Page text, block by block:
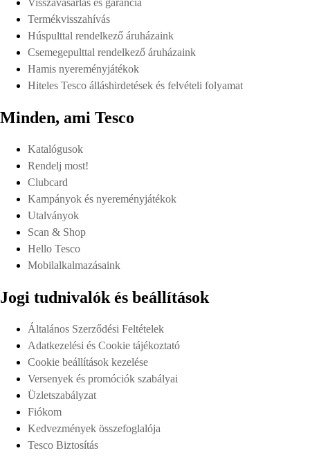
Termékvisszahívás
Húspulttal rendelkező áruházaink
Csemegepulttal rendelkező áruházaink
Hamis nyereményjátékok
Hiteles Tesco álláshirdetések és felvételi folyamat
Minden, ami Tesco
Katalógusok
Rendelj most!
Clubcard
Kampányok és nyereményjátékok
Utalványok
Scan & Shop
Hello Tesco
Mobilalkalmazásaink
Jogi tudnivalók és beállítások
Általános Szerződési Feltételek
Adatkezelési és Cookie tájékoztató
Cookie beállítások kezelése
Versenyek és promóciók szabályai
Üzletszabályzat
Fiókom
Kedvezmények összefoglalója
Tesco Biztosítás